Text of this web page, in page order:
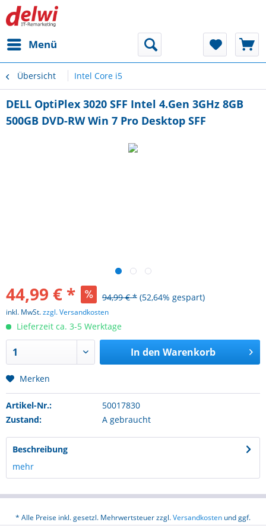
Menü
Übersicht Intel Core i5
DELL OptiPlex 3020 SFF Intel 4.Gen 3GHz 8GB
500GB DVD-RW Win 7 Pro Desktop SFF
44,99 € * 94,99 € * (52,64% gespart)
inkl. MwSt.zzgl. Versandkosten
Lieferzeit ca. 3-5 Werktage
In den Warenkorb
Merken
Artikel-Nr.:
50017830
Zustand:
A gebraucht
Beschreibung
mehr
* Alle Preise inkl. gesetzl. Mehrwertsteuer zzgl.Versandkosten und ggf.